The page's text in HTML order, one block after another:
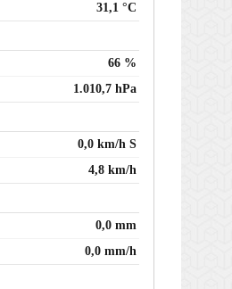
31,1 °C
66 %
1.010,7 hPa
0,0 km/h S
4,8 km/h
0,0 mm
0,0 mm/h